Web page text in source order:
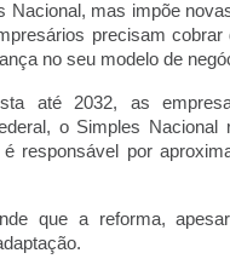
Nacional, mas impõe
precisam
no seu modelo de
até 2032, as
o Simples
responsável por
que a reforma,